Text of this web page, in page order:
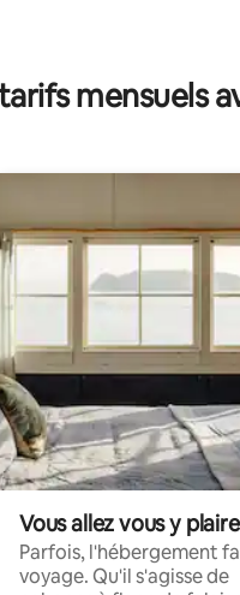
5
sur la base de 103
mensuels
Vous allez vous y plaire
Parfois, l'hébergement
voyage. Qu'il s'agisse de